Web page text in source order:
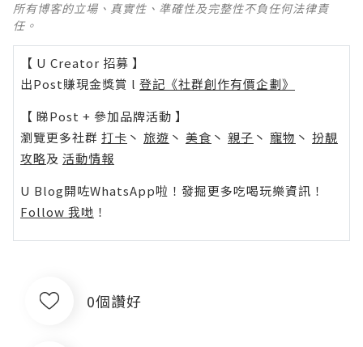
所有博客的立場、真實性、準確性及完整性不負任何法律責
任。
【 U Creator 招募 】
出Post賺現金獎賞 l 登記《社群創作有價企劃》
【 睇Post + 參加品牌活動 】
瀏覽更多社群 打卡 丶 旅遊 丶 美食 丶 親子 丶 寵物 丶 扮靚
攻略及 活動情報
U Blog開咗WhatsApp啦！發掘更多吃喝玩樂資訊！
Follow 我哋 ！
0個讚好